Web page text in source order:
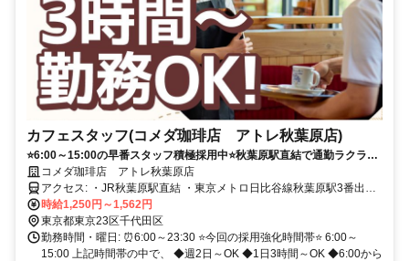
カフェスタッフ(コメダ珈琲店 アトレ秋葉原店)
⭐6:00～15:00の早番スタッフ積極採用中⭐秋葉原駅直結で通勤ラクラ
ク！週2日・1日3時間～OK♪未経験・初バイト歓迎！主婦（夫）・フリ
ーター・大学生・Wワーク歓迎！
コメダ珈琲店 アトレ秋葉原店
アクセス: ・JR秋葉原駅直結 ・東京メトロ日比谷線秋葉原駅3番出口
徒歩1分 ・つくばエクスプレス秋葉原駅A2出口でてすぐ ⭕週2日・1
日3時間～OK ⭕未経験歓迎
時給1,250円～1,562円
東京都東京23区千代田区
勤務時間・曜日: ⏰️6:00～23:30 ⭐今回の採用強化時間帯⭐ 6:00～
15:00 上記時間帯の中で、 ◆週2日～OK ◆1日3時間～OK ◆6:00から